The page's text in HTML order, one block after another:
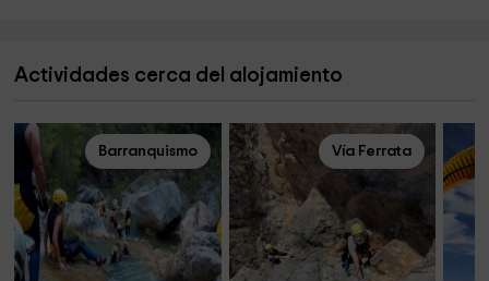
Actividades cerca del alojamiento
Barranquismo Vía Ferrata